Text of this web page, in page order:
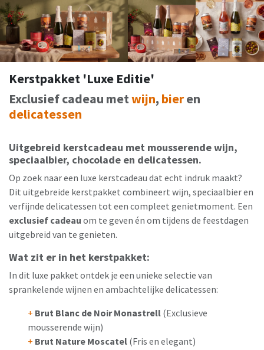
Kerstpakket 'Luxe Editie'
Exclusief cadeau metwijn, bieren
delicatessen
Uitgebreid kerstcadeau met mousserende wijn,
speciaalbier, chocolade en delicatessen.
Op zoek naar een luxe kerstcadeau dat echt indruk maakt?
Dit uitgebreide kerstpakket combineert wijn, speciaalbier en
verfijnde delicatessen tot een compleet genietmoment. Een
exclusief cadeau om te geven én om tijdens de feestdagen
uitgebreid van te genieten.
Wat zit er in het kerstpakket:
In dit luxe pakket ontdek je een unieke selectie van
sprankelende wijnen en ambachtelijke delicatessen:
+ Brut Blanc de Noir Monastrell (Exclusieve
mousserende wijn)
+ Brut Nature Moscatel (Fris en elegant)